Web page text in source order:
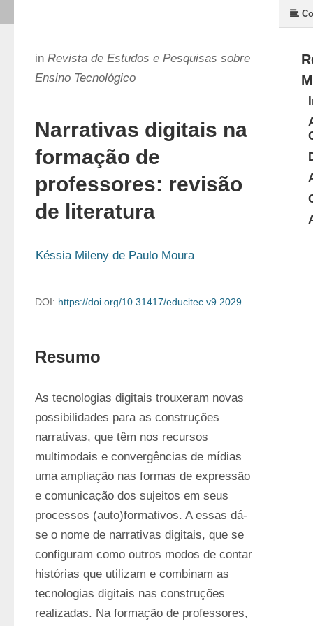
in Revista de Estudos e Pesquisas sobre
Ensino Tecnológico
Narrativas digitais na
formação de
professores: revisão
de literatura
Késsia Mileny de Paulo Moura
DOI: https://doi.org/10.31417/educitec.v9.2029
Resumo
As tecnologias digitais trouxeram novas
possibilidades para as construções
narrativas, que têm nos recursos
multimodais e convergências de mídias
uma ampliação nas formas de expressão
e comunicação dos sujeitos em seus
processos (auto)formativos. A essas dá-
se o nome de narrativas digitais, que se
configuram como outros modos de contar
histórias que utilizam e combinam as
tecnologias digitais nas construções
realizadas. Na formação de professores,